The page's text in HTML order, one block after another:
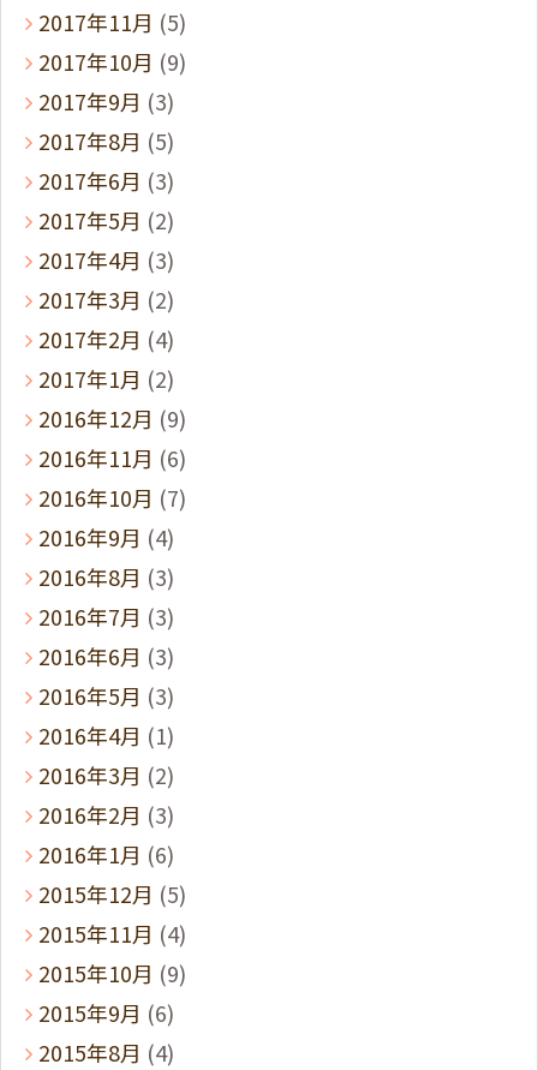
2017年11月 (5)
2017年10月 (9)
2017年9月 (3)
2017年8月 (5)
2017年6月 (3)
2017年5月 (2)
2017年4月 (3)
2017年3月 (2)
2017年2月 (4)
2017年1月 (2)
2016年12月 (9)
2016年11月 (6)
2016年10月 (7)
2016年9月 (4)
2016年8月 (3)
2016年7月 (3)
2016年6月 (3)
2016年5月 (3)
2016年4月 (1)
2016年3月 (2)
2016年2月 (3)
2016年1月 (6)
2015年12月 (5)
2015年11月 (4)
2015年10月 (9)
2015年9月 (6)
2015年8月 (4)